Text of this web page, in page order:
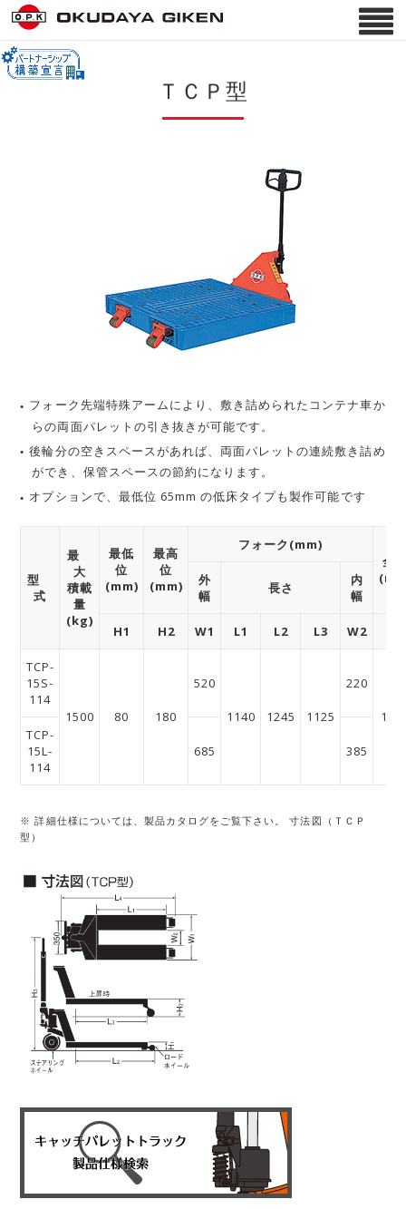
ＴＣＰ型
フォーク先端特殊アームにより、敷き詰められたコンテナ車か
らの両面パレットの引き抜きが可能です。
後輪分の空きスペースがあれば、両面パレットの連続敷き詰め
ができ、保管スペースの節約になります。
オプションで、最低位 65mm の低床タイプも製作可能です
型
式
最
大
積載
量
(kg)
最低
位
(mm)
最高
位
(mm)
フォーク(mm)
全
外
幅
長さ
内
幅
H1 H2 W1 L1 L2 L3 W2
TCP-
15S-
114
1500
80 180
520
1140 1245 1125
220
TCP-
15L-
114
685 385
※ 詳細仕様については、製品カタログをご覧下さい。 寸法図（ＴＣＰ
型）